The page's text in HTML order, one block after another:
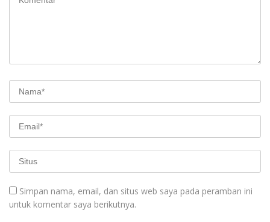
Simpan nama, email, dan situs web saya pada peramban ini
untuk komentar saya berikutnya.